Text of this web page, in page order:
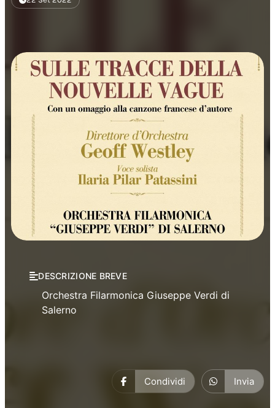
DESCRIZIONE BREVE
Orchestra Filarmonica Giuseppe Verdi di
Salerno
Condividi Invia